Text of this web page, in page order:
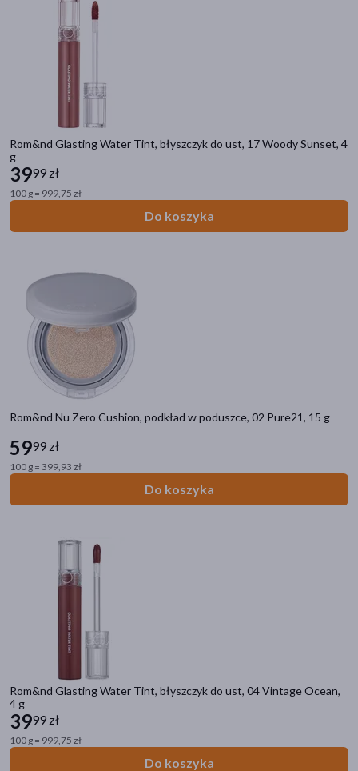
Rom&nd Glasting Water Tint, błyszczyk do ust, 17 Woody Sunset, 4
g
3999 zł
100 g = 999,75 zł
Do koszyka
Rom&nd Nu Zero Cushion, podkład w poduszce, 02 Pure21, 15 g
5999 zł
100 g = 399,93 zł
Do koszyka
Rom&nd Glasting Water Tint, błyszczyk do ust, 04 Vintage Ocean,
4 g
3999 zł
100 g = 999,75 zł
Do koszyka